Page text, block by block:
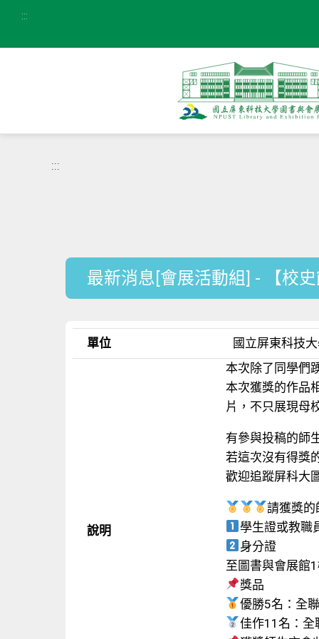
:::
:::
最新消息[會展活動組] - 【校
單位 國立屏東科技
說明
本次除了同學們
本次獲獎的作品
片，不只展現母
有參與投稿的師
若這次沒有得獎
歡迎追蹤屏科大
請獲獎
學生證或教職
身分證
至圖書與會展館
獎品
優勝5名：全
佳作11名：全